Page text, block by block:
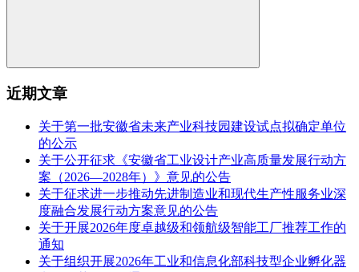
近期文章
关于第一批安徽省未来产业科技园建设试点拟确定单位
的公示
关于公开征求《安徽省工业设计产业高质量发展行动方
案（2026—2028年）》意见的公告
关于征求进一步推动先进制造业和现代生产性服务业深
度融合发展行动方案意见的公告
关于开展2026年度卓越级和领航级智能工厂推荐工作的
通知
关于组织开展2026年工业和信息化部科技型企业孵化器